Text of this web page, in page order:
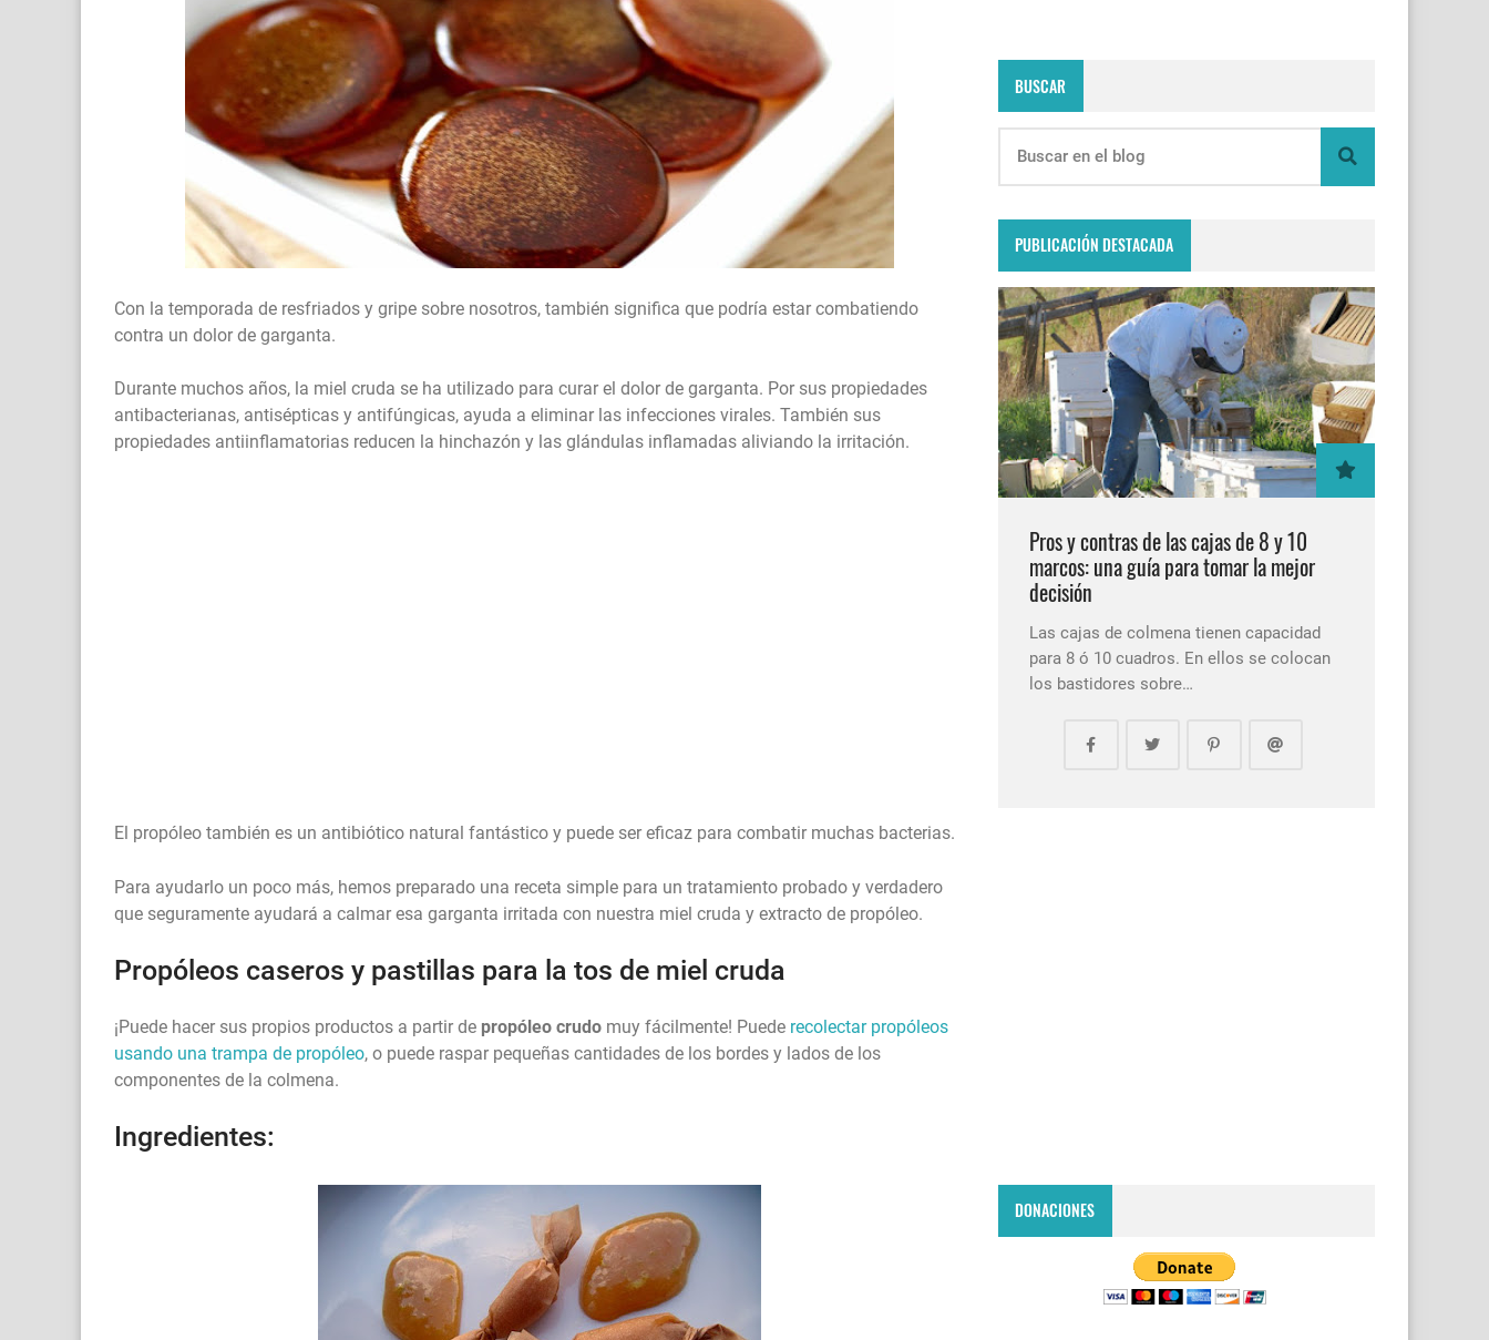
Con la temporada de resfriados y gripe sobre nosotros, también significa que podría estar combatiendo
contra un dolor de garganta.
Durante muchos años, la miel cruda se ha utilizado para curar el dolor de garganta. Por sus propiedades
antibacterianas, antisépticas y antifúngicas, ayuda a eliminar las infecciones virales. También sus
propiedades antiinflamatorias reducen la hinchazón y las glándulas inflamadas aliviando la irritación.
El propóleo también es un antibiótico natural fantástico y puede ser eficaz para combatir muchas bacterias.
Para ayudarlo un poco más, hemos preparado una receta simple para un tratamiento probado y verdadero
que seguramente ayudará a calmar esa garganta irritada con nuestra miel cruda y extracto de propóleo.
Propóleos caseros y pastillas para la tos de miel cruda
¡Puede hacer sus propios productos a partir de propóleo crudo muy fácilmente! Puede recolectar propóleos
usando una trampa de propóleo, o puede raspar pequeñas cantidades de los bordes y lados de los
componentes de la colmena.
Ingredientes:
BUSCAR
PUBLICACIÓN DESTACADA
Pros y contras de las cajas de 8 y 10
marcos: una guía para tomar la mejor
decisión
Las cajas de colmena tienen capacidad
para 8 ó 10 cuadros. En ellos se colocan
los bastidores sobre…
DONACIONES